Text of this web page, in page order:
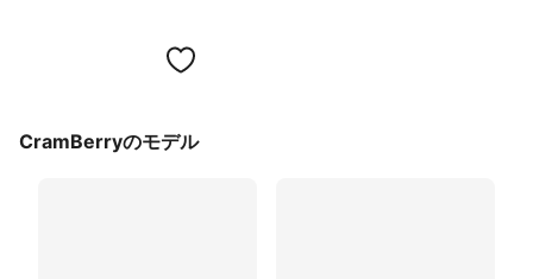
CramBerryのモデル